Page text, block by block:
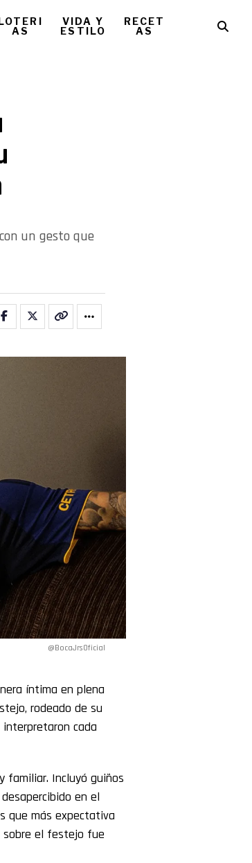
AS
VIDA Y
ESTILO
RECET
AS
un gesto que
@BocaJrsOficial
íntima en plena
rodeado de su
interpretaron cada
familiar. Incluyó guiños
en el
que más expectativa
sobre el festejo fue